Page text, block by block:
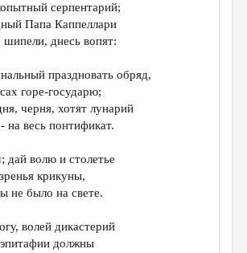
серпентарий;
Папа Каппеллари
шипели, днесь вопят:
праздновать обряд,
горе-государю;
черня, хотят лунарий
на весь понтификат.
волю и столетье
крикуны,
не было на свете.
волей дикастерий
должны